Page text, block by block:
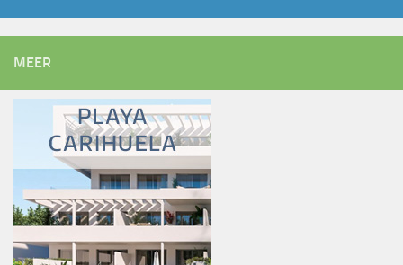
MEER